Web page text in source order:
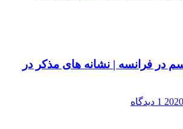
در فرانسه | نشانه های مذکر در
1 دیدگاه